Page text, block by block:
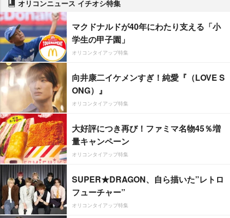
オリコンニュース イチオシ特集
マクドナルドが40年にわたり支える「小
学生の甲子園」
オリコンタイアップ特集
向井康二イケメンすぎ！純愛『（LOVE S
ONG）』
オリコンタイアップ特集
大好評につき再び！ファミマ名物45％増
量キャンペーン
オリコンタイアップ特集
SUPER★DRAGON、自ら描いた”レトロ
フューチャー”
オリコンタイアップ特集